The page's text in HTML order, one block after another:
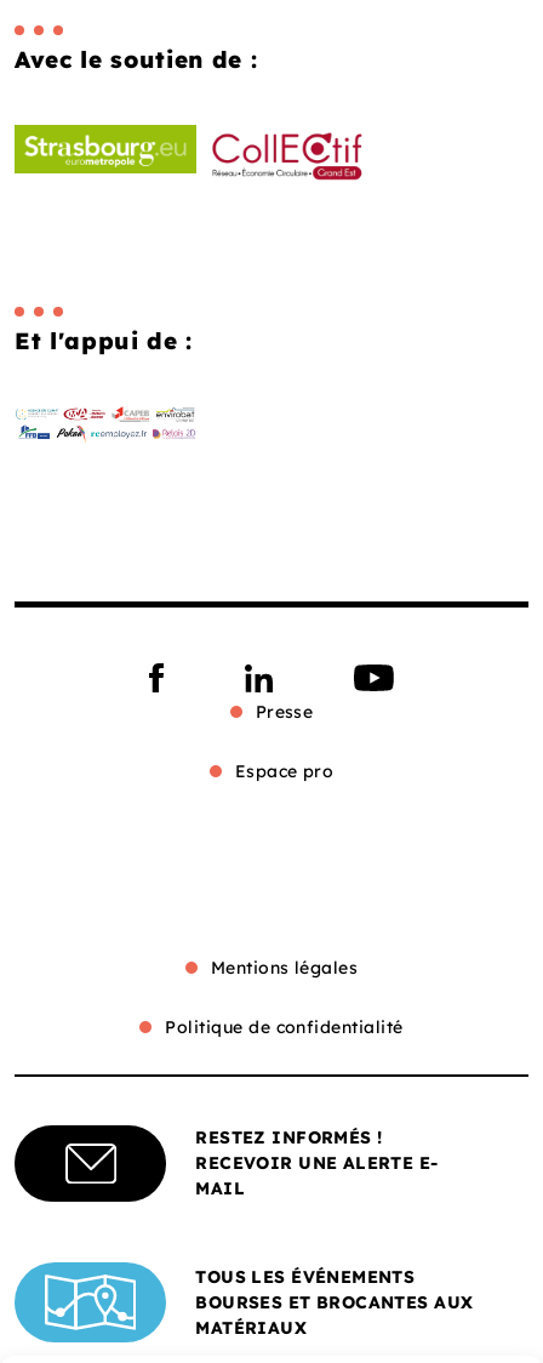
Avec le soutien de :
Et l'appui de :
Presse
Espace pro
Mentions légales
Politique de confidentialité
RESTEZ INFORMÉS !
RECEVOIR UNE ALERTE E-
MAIL
TOUS LES ÉVÉNEMENTS
BOURSES ET BROCANTES AUX
MATÉRIAUX